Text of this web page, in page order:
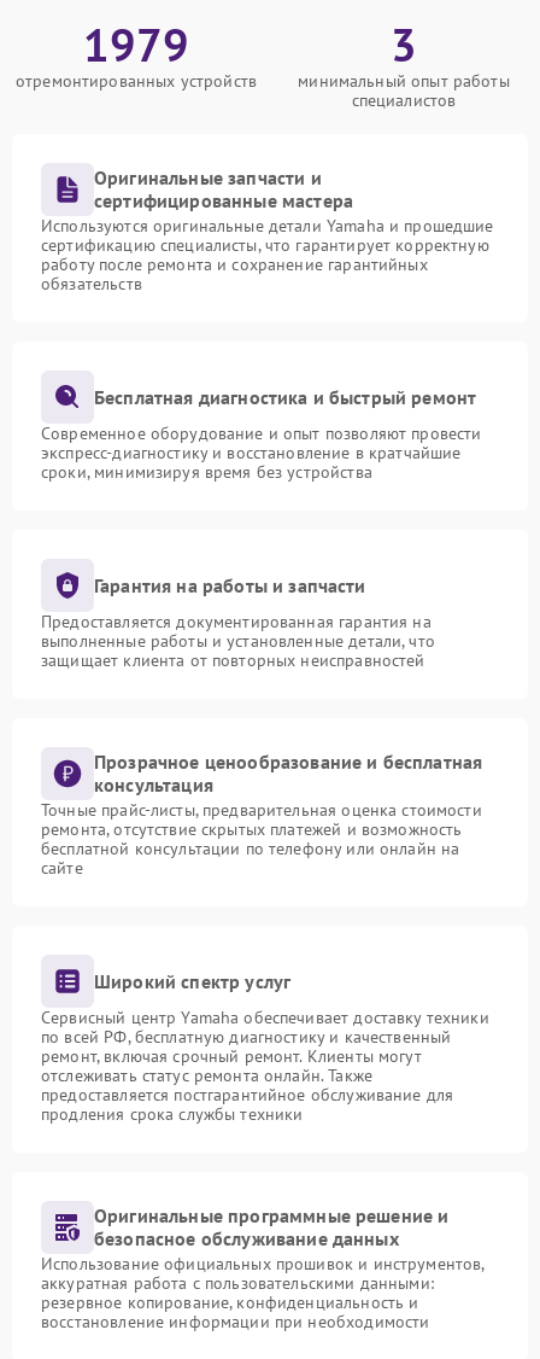
1979
отремонтированных устройств
3
минимальный опыт работы
специалистов
Оригинальные запчасти и
сертифицированные мастера
Используются оригинальные детали Yamaha и прошедшие
сертификацию специалисты, что гарантирует корректную
работу после ремонта и сохранение гарантийных
обязательств
Бесплатная диагностика и быстрый ремонт
Современное оборудование и опыт позволяют провести
экспресс-диагностику и восстановление в кратчайшие
сроки, минимизируя время без устройства
Гарантия на работы и запчасти
Предоставляется документированная гарантия на
выполненные работы и установленные детали, что
защищает клиента от повторных неисправностей
Прозрачное ценообразование и бесплатная
консультация
Точные прайс-листы, предварительная оценка стоимости
ремонта, отсутствие скрытых платежей и возможность
бесплатной консультации по телефону или онлайн на
сайте
Широкий спектр услуг
Сервисный центр Yamaha обеспечивает доставку техники
по всей РФ, бесплатную диагностику и качественный
ремонт, включая срочный ремонт. Клиенты могут
отслеживать статус ремонта онлайн. Также
предоставляется постгарантийное обслуживание для
продления срока службы техники
Оригинальные программные решение и
безопасное обслуживание данных
Использование официальных прошивок и инструментов,
аккуратная работа с пользовательскими данными:
резервное копирование, конфиденциальность и
восстановление информации при необходимости